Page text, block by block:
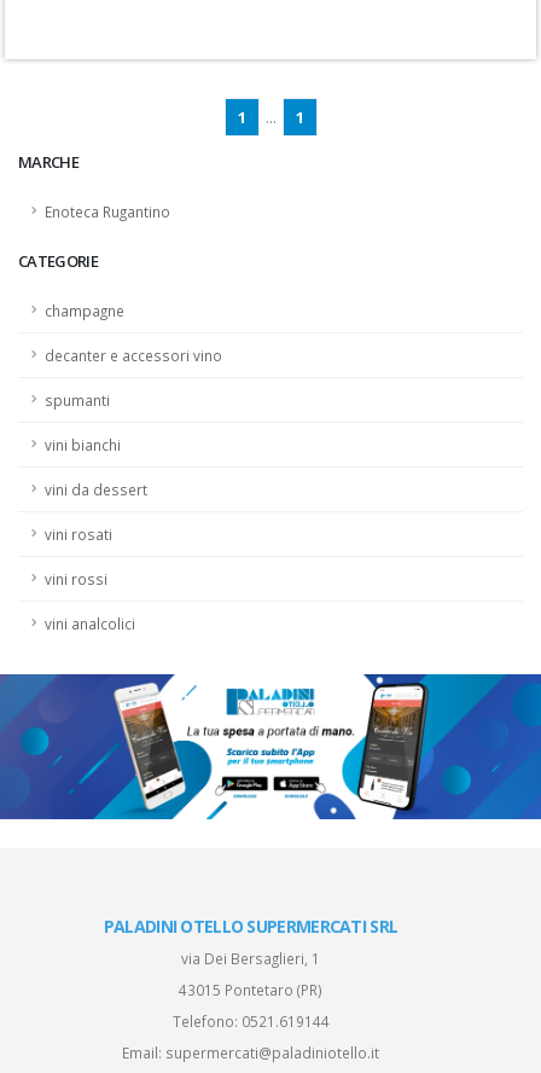
MARCHE
Enoteca Rugantino
CATEGORIE
champagne
decanter e accessori vino
spumanti
vini bianchi
vini da dessert
vini rosati
vini rossi
vini analcolici
1 ... 1
PALADINI OTELLO SUPERMERCATI SRL
via Dei Bersaglieri, 1
43015 Pontetaro (PR)
Telefono: 0521.619144
Email: supermercati@paladiniotello.it